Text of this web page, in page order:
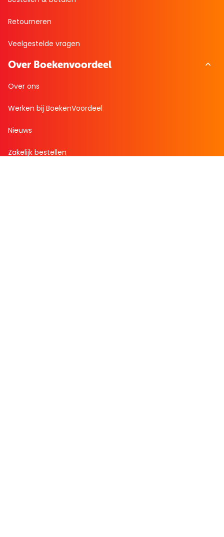
Retourneren
Veelgestelde vragen
Over Boekenvoordeel
Over ons
Werken bij BoekenVoordeel
Nieuws
Zakelijk bestellen